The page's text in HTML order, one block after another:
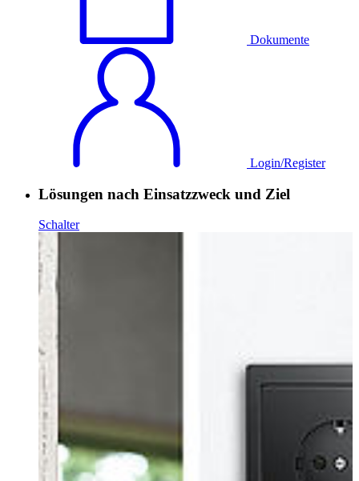
Dokumente
Login/Register
Lösungen nach Einsatzzweck und Ziel
Schalter